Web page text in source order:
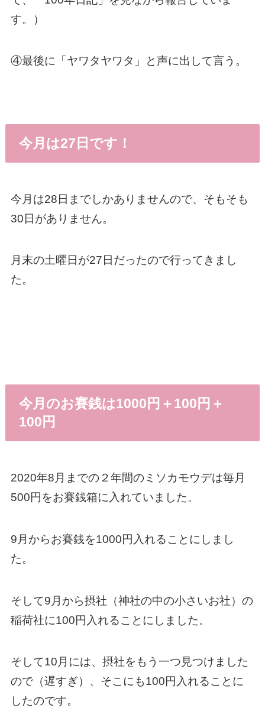
す。）
④最後に「ヤワタヤワタ」と声に出して言う。
今月は27日です！
今月は28日までしかありませんので、そもそも
30日がありません。
月末の土曜日が27日だったので行ってきまし
た。
今月のお賽銭は1000円＋100円＋
100円
2020年8月までの２年間のミソカモウデは毎月
500円をお賽銭箱に入れていました。
9月からお賽銭を1000円入れることにしまし
た。
そして9月から摂社（神社の中の小さいお社）の
稲荷社に100円入れることにしました。
そして10月には、摂社をもう一つ見つけました
ので（遅すぎ）、そこにも100円入れることに
したのです。